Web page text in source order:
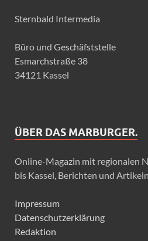
Sternbald Intermedia
Büro und Geschäfststelle
Esmarchstraße 38
34121 Kassel
ÜBER DAS MARBURGER.
Online-Magazin mit regionalen
bis Kassel, Berichten und
Impressum
Datenschutzerklärung
Redaktion